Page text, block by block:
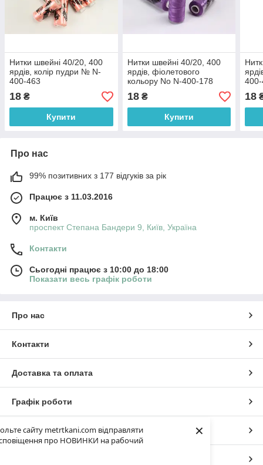
сайту metrtkani.com відправляти
про НОВИНКИ на рабочий
×
Нитки швейні 40/20, 400
ярдів, колір пудри № N-
400-463
18 ₴
Купити
Нитки швейні 40/20, 400
ярдів, фіолетового
кольору No N-400-178
18₴
Купити
18
Про нас
99% позитивних з 177 відгуків за рік
Працює з 11.03.2016
м. Київ
проспект Степана Бандери 9, Київ, Україна
Контакти
Сьогодні працює з 10:00 до 18:00
Показати весь графік роботи
Про нас
Контакти
Доставка та оплата
Графік роботи
Повна версія сайту